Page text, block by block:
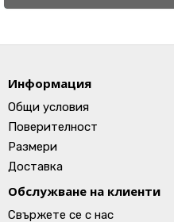
Информация
Общи условия
Поверителност
Размери
Доставка
Обслужване на клиенти
Свържете се с нас